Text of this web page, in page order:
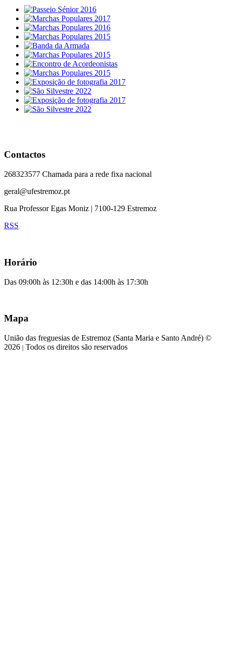
Contactos
268323577 Chamada para a rede fixa nacional
geral@ufestremoz.pt
Rua Professor Egas Moniz | 7100-129 Estremoz
RSS
Horário
Das 09:00h às 12:30h e das 14:00h às 17:30h
Mapa
União das freguesias de Estremoz (Santa Maria e Santo André) ©
2026 | Todos os direitos são reservados